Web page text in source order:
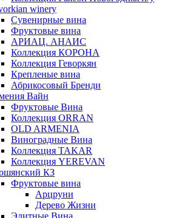
winery
Сувенирные вина
Фруктовые вина
АРИАЦ. АНАИС
Коллекция КОРОНА
Коллекция Геворкян
Крепленые вина
Абрикосовый Бренди
Вайн
Фруктовые Вина
Коллекция ORRAN
OLD ARMENIA
Виноградные Вина
Коллекция TAKAR
Коллекция YEREVAN
КЗ
Фруктовые вина
Арцруни
Дерево Жизни
Элитные Вина